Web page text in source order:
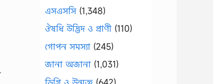
এসএসসি(1,348)
ঔষধি উদ্ভিদ ও প্রাণী (110)
গোপন সমস্যা (245)
জানা অজানা (1,031)